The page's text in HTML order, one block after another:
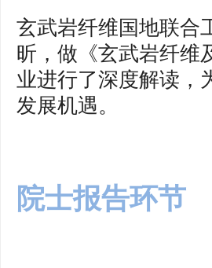
玄武岩纤维国地联合
昕，做《玄武岩纤维
业进行了深度解读，
发展机遇。
院士报告环节